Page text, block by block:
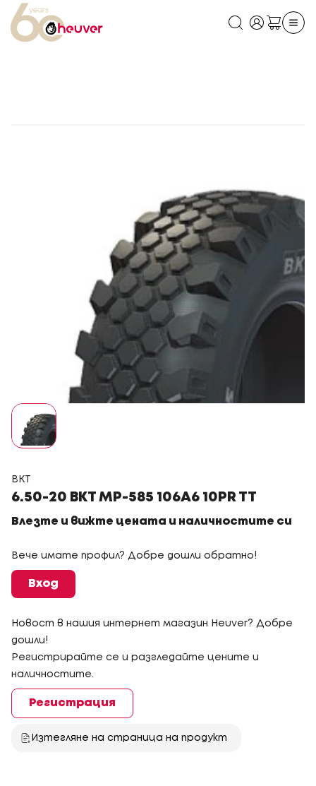
BKT
6.50-20 BKT MP-585 106A6 10PR TT
Влезте и вижте цената и наличностите си
Вече имате профил? Добре дошли обратно!
Вход
Новост в нашия интернет магазин Heuver? Добре
дошли!
Регистрирайте се и разгледайте цените и
наличностите.
Регистрация
Изтегляне на страница на продукт